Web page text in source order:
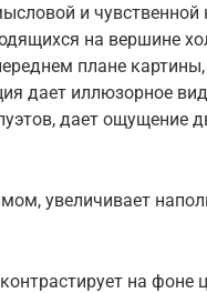
и
на вершине
плане
дает иллюзорное
дает ощущение
увеличивает
на фоне